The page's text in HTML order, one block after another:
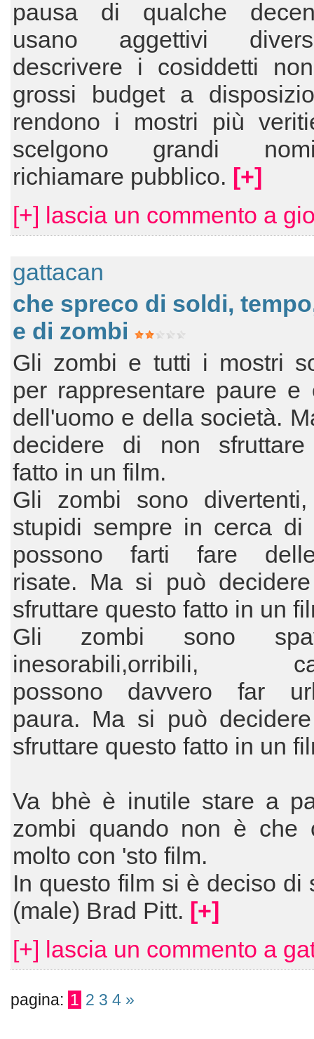
pausa di qualche
usano aggettivi
descrivere i cosiddetti
grossi budget a
rendono i mostri più
scelgono grandi
richiamare pubblico. [+]
[+] lascia un commento a
gattacan
che spreco di soldi,
e di zombi
Gli zombi e tutti i mostri
per rappresentare paure e
dell'uomo e della società.
decidere di non sfruttare
fatto in un film.
Gli zombi sono
stupidi sempre in cerca di
possono farti fare
risate. Ma si può
sfruttare questo fatto in un
Gli zombi sono
inesorabili,orribili,
possono davvero far
paura. Ma si può
sfruttare questo fatto in un
Va bhè è inutile stare a
zombi quando non è che
molto con 'sto film.
In questo film si è deciso di
(male) Brad Pitt. [+]
[+] lascia un commento a
pagina: 1 2 3 4 »